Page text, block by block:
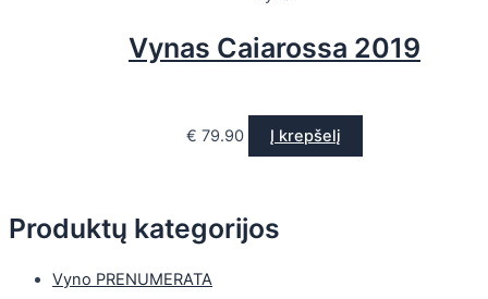
Produktų kategorijos
Vyno PRENUMERATA
Vynas Caiarossa 2019
€ 79.90 Į krepšelį